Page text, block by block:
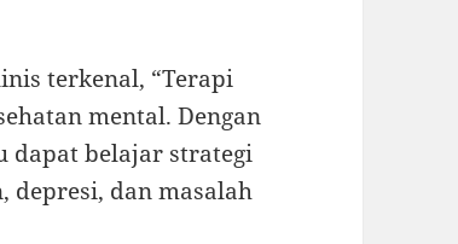
terkenal, “Terapi
mental. Dengan
dapat belajar strategi
depresi, dan masalah